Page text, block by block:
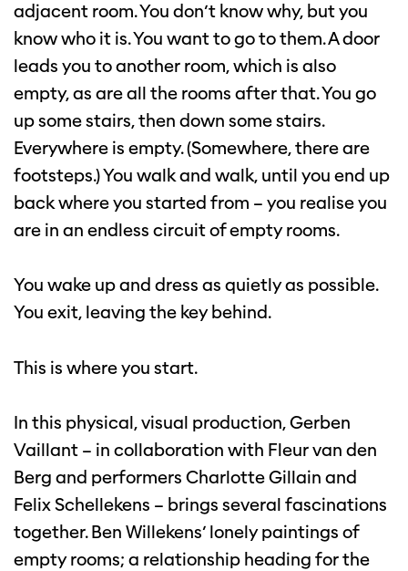
adjacent room. You don’t know why, but you
know who it is. You want to go to them. A door
leads you to another room, which is also
empty, as are all the rooms after that. You go
up some stairs, then down some stairs.
Everywhere is empty. (Somewhere, there are
footsteps.) You walk and walk, until you end up
back where you started from – you realise you
are in an endless circuit of empty rooms.
You wake up and dress as quietly as possible.
You exit, leaving the key behind.
This is where you start.
In this physical, visual production, Gerben
Vaillant – in collaboration with Fleur van den
Berg and performers Charlotte Gillain and
Felix Schellekens – brings several fascinations
together. Ben Willekens’ lonely paintings of
empty rooms; a relationship heading for the